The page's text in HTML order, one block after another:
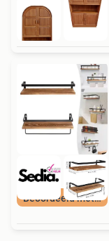
Beoordeeld met 9+